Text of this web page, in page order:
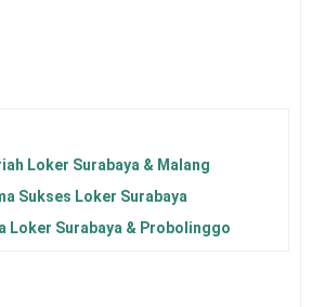
Loker Surabaya & Malang
Sukses Loker Surabaya
Loker Surabaya & Probolinggo